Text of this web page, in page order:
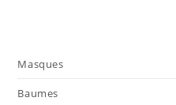
Masques
Baumes